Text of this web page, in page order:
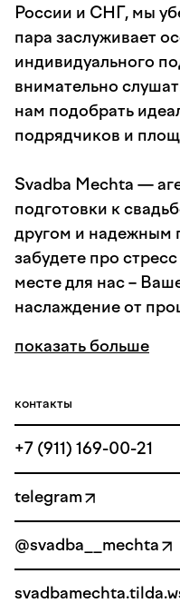
России и СНГ, мы
пара заслуживает
индивидуального
внимательно
нам подобрать
подрядчиков и
Svadba Mechta —
подготовки к
другом и
забудете про
месте для нас –
наслаждение от
показать больше
контакты
+7 (911) 169-00-21
telegram
@svadba__mechta